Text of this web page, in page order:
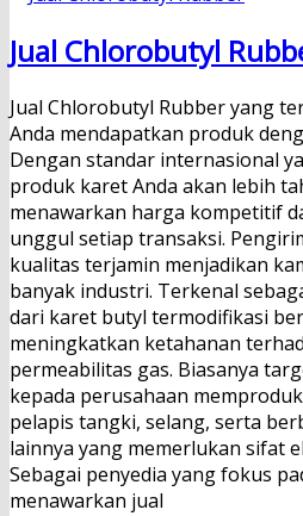
Jual Chlorobutyl
Jual Chlorobutyl Rubber yang
Anda mendapatkan produk
Dengan standar internasional
produk karet Anda akan lebih
menawarkan harga kompetitif
unggul setiap transaksi.
kualitas terjamin menjadikan
banyak industri. Terkenal
dari karet butyl termodifikasi
meningkatkan ketahanan
permeabilitas gas. Biasanya
kepada perusahaan
pelapis tangki, selang, serta
lainnya yang memerlukan sifat
Sebagai penyedia yang fokus
menawarkan jual